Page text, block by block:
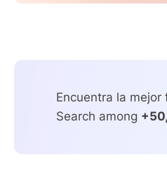
Encuentra la
Search among